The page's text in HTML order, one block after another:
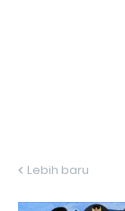
Lebih baru